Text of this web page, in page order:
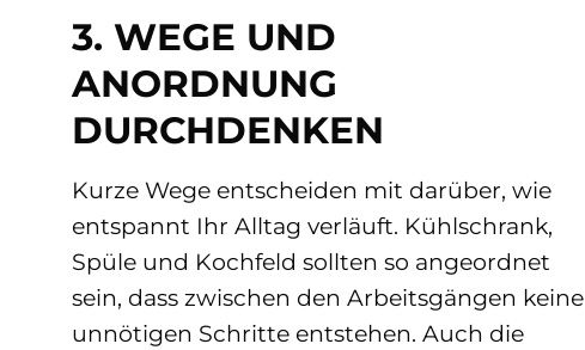
3. WEGE UND
ANORDNUNG
DURCHDENKEN
Kurze Wege entscheiden mit darüber, wie
entspannt Ihr Alltag verläuft. Kühlschrank,
Spüle und Kochfeld sollten so angeordnet
sein, dass zwischen den Arbeitsgängen keine
unnötigen Schritte entstehen. Auch die